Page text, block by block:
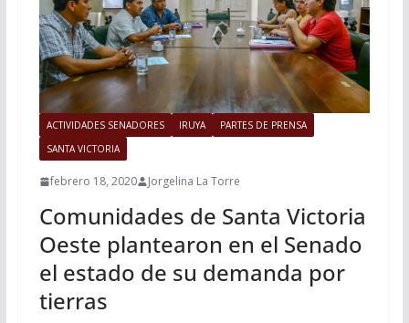
ACTIVIDADES SENADORES IRUYA
PARTES DE PRENSA
SANTA VICTORIA
febrero 18, 2020 Jorgelina La Torre
Comunidades de Santa Victoria
Oeste plantearon en el Senado
el estado de su demanda por
tierras